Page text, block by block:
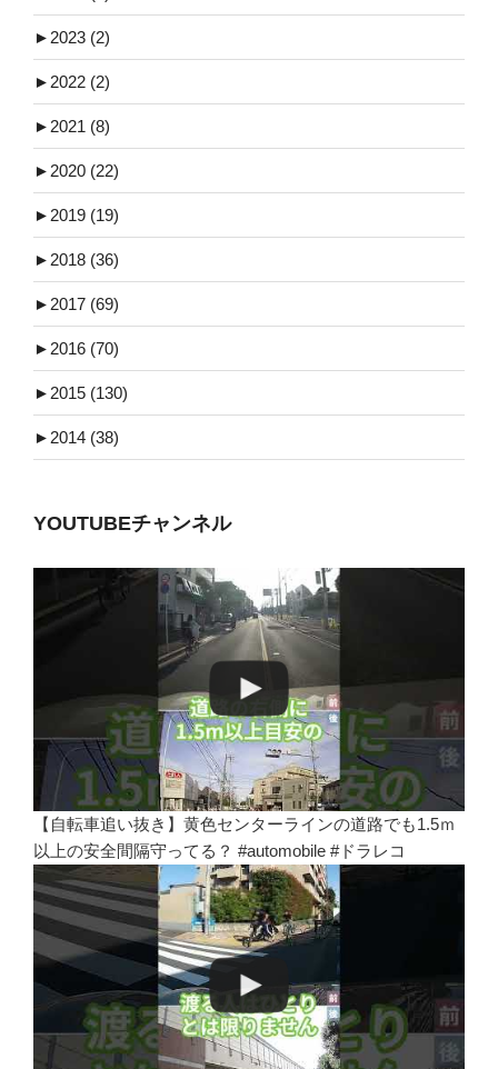
► 2023 (2)
► 2022 (2)
► 2021 (8)
► 2020 (22)
► 2019 (19)
► 2018 (36)
► 2017 (69)
► 2016 (70)
► 2015 (130)
► 2014 (38)
YOUTUBEチャンネル
【自転車追い抜き】黄色センターラインの道路でも1.5ｍ
以上の安全間隔守ってる？ #automobile #ドラレコ